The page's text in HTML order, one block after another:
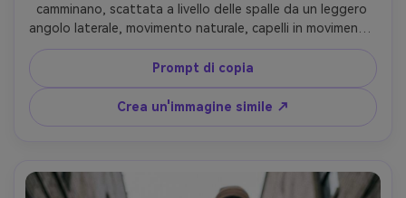
camminano, scattata a livello delle spalle da un leggero
angolo laterale, movimento naturale, capelli in movimento,
abiti casual (giacca di denim, maglietta bianca), sole del
tardo pomeriggio, ombre realistiche, Leica Q2, obiettivo
28mm, f/2, atmosfera documentaria, colori realistici,
fotorealistico- -ar 4:5
Prompt di copia
Crea un'immagine simile ↗